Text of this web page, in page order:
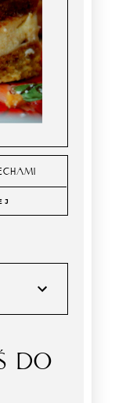
DO